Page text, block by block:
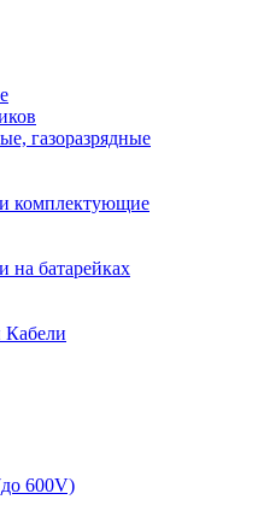
газоразрядные
комплектующие
на батарейках
600V)